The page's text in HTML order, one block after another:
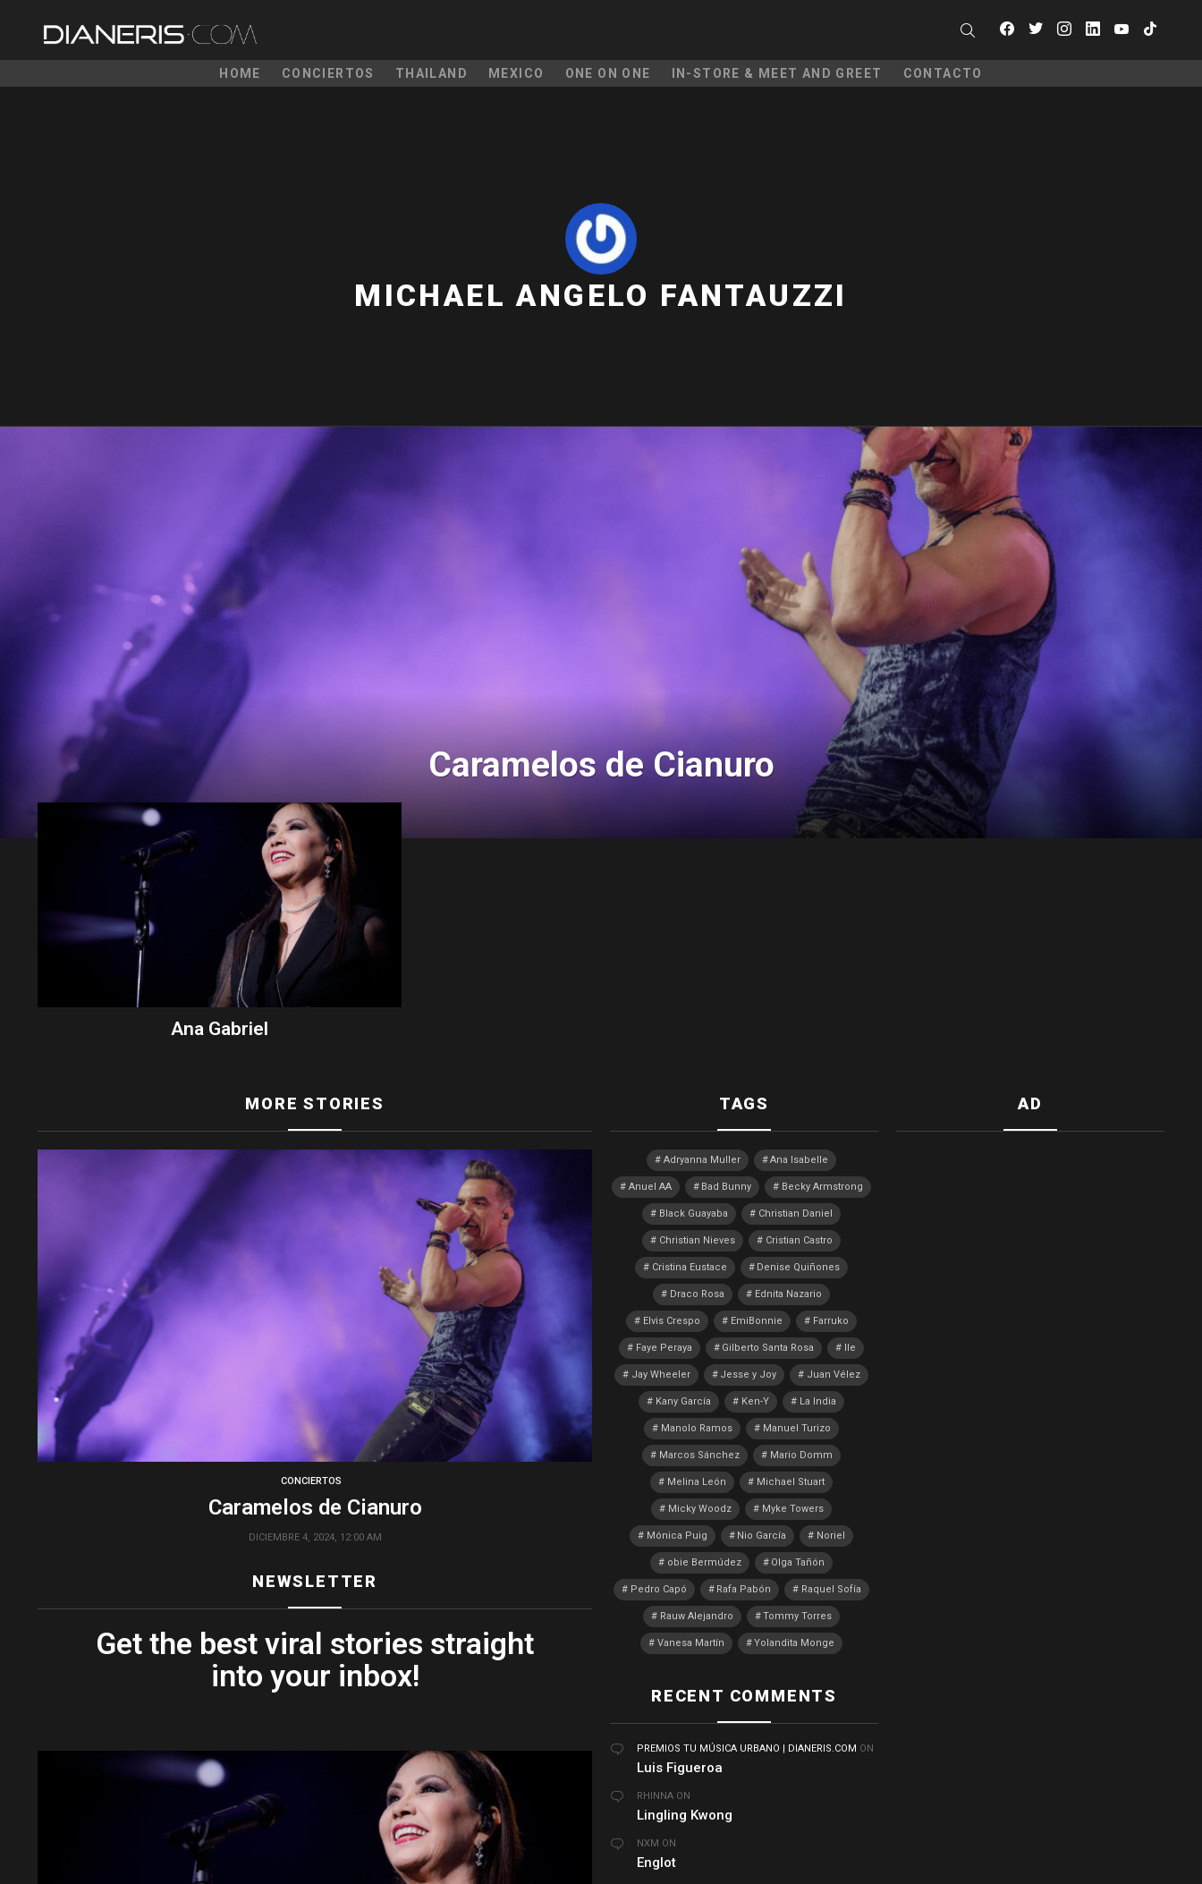
SEARCH facebooktwitterinstagram
linkedin youtube
HOME CONCIERTOS THAILAND MEXICO ONE ON ONE IN-STORE & MEET AND GREET CONTACTO
MICHAEL ANGELO FANTAUZZI
Caramelos de Cianuro
Ana Gabriel
MORE STORIES
CONCIERTOS
Caramelos de Cianuro
DICIEMBRE 4, 2024, 12:00 AM
NEWSLETTER
Get the best viral stories straight
into your inbox!
TAGS
Adryanna Muller Ana Isabelle
Anuel AA Bad Bunny Becky Armstrong
Black Guayaba Christian Daniel
Christian Nieves Cristian Castro
Cristina Eustace Denise Quiñones
Draco Rosa Ednita Nazario
Elvis Crespo EmiBonnie Farruko
Faye Peraya Gilberto Santa Rosa Ile
Jay Wheeler Jesse y Joy Juan Vélez
Kany García Ken-Y La India
Manolo Ramos Manuel Turizo
Marcos Sánchez Mario Domm
Melina León Michael Stuart
Micky Woodz Myke Towers
Mónica Puig Nio García Noriel
obie Bermúdez Olga Tañón
Pedro Capó Rafa Pabón Raquel Sofía
Rauw Alejandro Tommy Torres
Vanesa Martín Yolandita Monge
RECENT COMMENTS
PREMIOS TU MÚSICA URBANO | DIANERIS.COM ON
Luis Figueroa
RHINNA ON
Lingling Kwong
NXM ON
Englot
AD